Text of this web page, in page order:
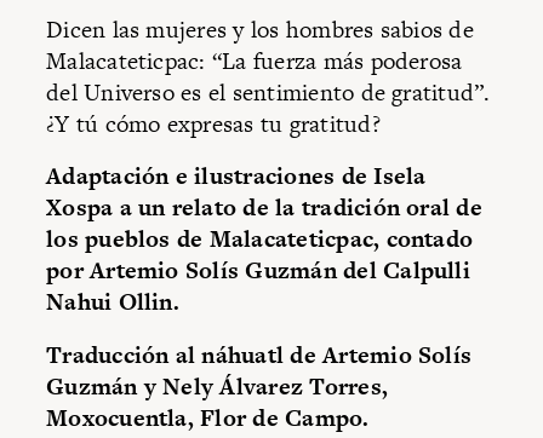
Dicen las mujeres y los hombres sabios de
Malacateticpac: “La fuerza más poderosa
del Universo es el sentimiento de gratitud”.
¿Y tú cómo expresas tu gratitud?
Adaptación e ilustraciones de Isela
Xospa a un relato de la tradición oral de
los pueblos de Malacateticpac, contado
por Artemio Solís Guzmán del Calpulli
Nahui Ollin.
Traducción al náhuatl de Artemio Solís
Guzmán y Nely Álvarez Torres,
Moxocuentla, Flor de Campo.